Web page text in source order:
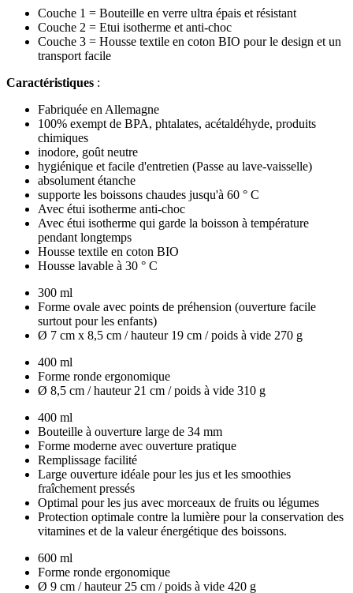
Couche 1 = Bouteille en verre ultra épais et résistant
Couche 2 = Etui isotherme et anti-choc
Couche 3 = Housse textile en coton BIO pour le design et un
transport facile
Caractéristiques :
Fabriquée en Allemagne
100% exempt de BPA, phtalates, acétaldéhyde, produits
chimiques
inodore, goût neutre
hygiénique et facile d'entretien (Passe au lave-vaisselle)
absolument étanche
supporte les boissons chaudes jusqu'à 60 ° C
Avec étui isotherme anti-choc
Avec étui isotherme qui garde la boisson à température
pendant longtemps
Housse textile en coton BIO
Housse lavable à 30 ° C
300 ml
Forme ovale avec points de préhension (ouverture facile
surtout pour les enfants)
Ø 7 cm x 8,5 cm / hauteur 19 cm / poids à vide 270 g
400 ml
Forme ronde ergonomique
Ø 8,5 cm / hauteur 21 cm / poids à vide 310 g
400 ml
Bouteille à ouverture large de 34 mm
Forme moderne avec ouverture pratique
Remplissage facilité
Large ouverture idéale pour les jus et les smoothies
fraîchement pressés
Optimal pour les jus avec morceaux de fruits ou légumes
Protection optimale contre la lumière pour la conservation des
vitamines et de la valeur énergétique des boissons.
600 ml
Forme ronde ergonomique
Ø 9 cm / hauteur 25 cm / poids à vide 420 g